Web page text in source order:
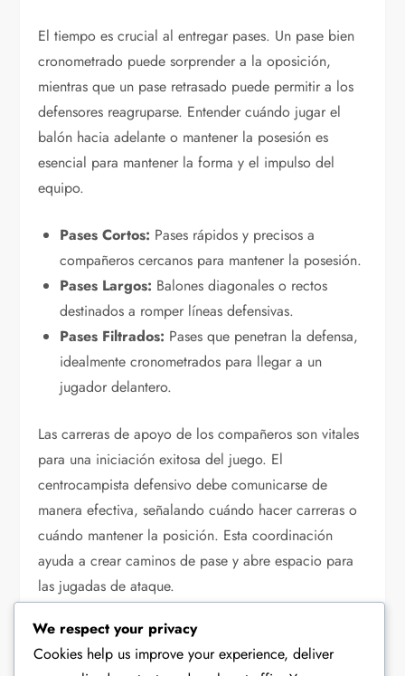
El tiempo es crucial al entregar pases. Un pase bien
cronometrado puede sorprender a la oposición,
mientras que un pase retrasado puede permitir a los
defensores reagruparse. Entender cuándo jugar el
balón hacia adelante o mantener la posesión es
esencial para mantener la forma y el impulso del
equipo.
Pases Cortos: Pases rápidos y precisos a
compañeros cercanos para mantener la posesión.
Pases Largos: Balones diagonales o rectos
destinados a romper líneas defensivas.
Pases Filtrados: Pases que penetran la defensa,
idealmente cronometrados para llegar a un
jugador delantero.
Las carreras de apoyo de los compañeros son vitales
para una iniciación exitosa del juego. El
centrocampista defensivo debe comunicarse de
manera efectiva, señalando cuándo hacer carreras o
cuándo mantener la posición. Esta coordinación
ayuda a crear caminos de pase y abre espacio para
las jugadas de ataque.
En el juego de transición, el centrocampista
defensivo debe evaluar rápidamente el campo e
We respect your privacy
Cookies help us improve your experience, deliver